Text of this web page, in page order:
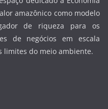
amazônico como modelo
de riqueza para os
de negócios em escala
limites do meio ambiente.